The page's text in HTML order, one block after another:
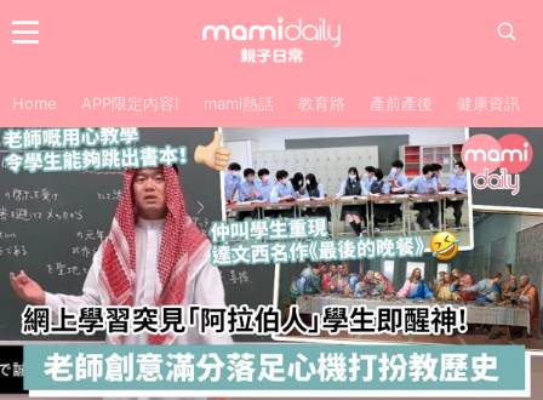
Home APP限定內容! mami熱話 教育路 產前產後 健康資訊